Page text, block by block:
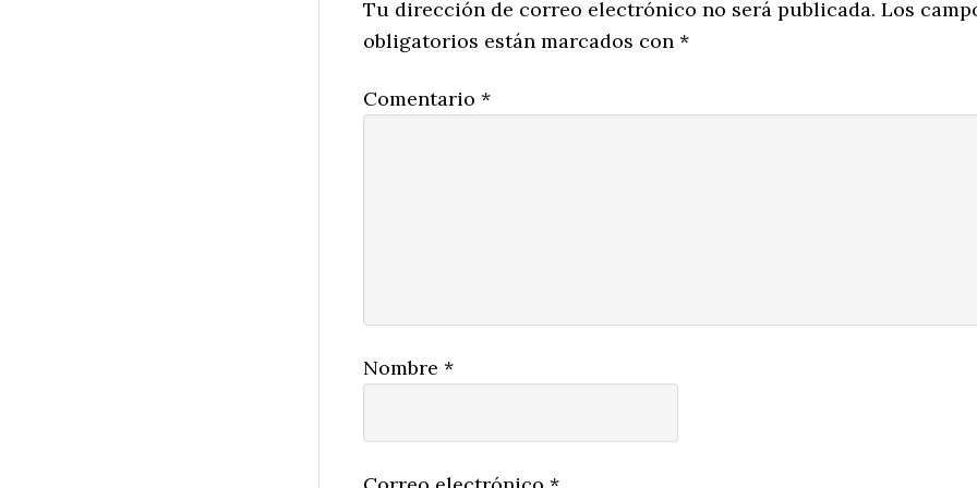
Tu dirección de correo electrónico no será publicada. Los
obligatorios están marcados con *
Comentario *
Nombre *